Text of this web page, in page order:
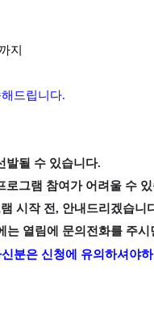
지
드립니다.
발될 수 있습니다.
로그램 참여가 어려울 수
시작 전, 안내드리겠습니
열림에 문의전화를 주
분은 신청에 유의하셔야